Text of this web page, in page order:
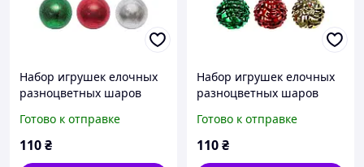
Набор игрушек елочных
разноцветных шаров
(116298)
Готово к отправке
110₴
Набор игрушек елочных
разноцветных шаров
(116297)
Готово к отправке
110₴